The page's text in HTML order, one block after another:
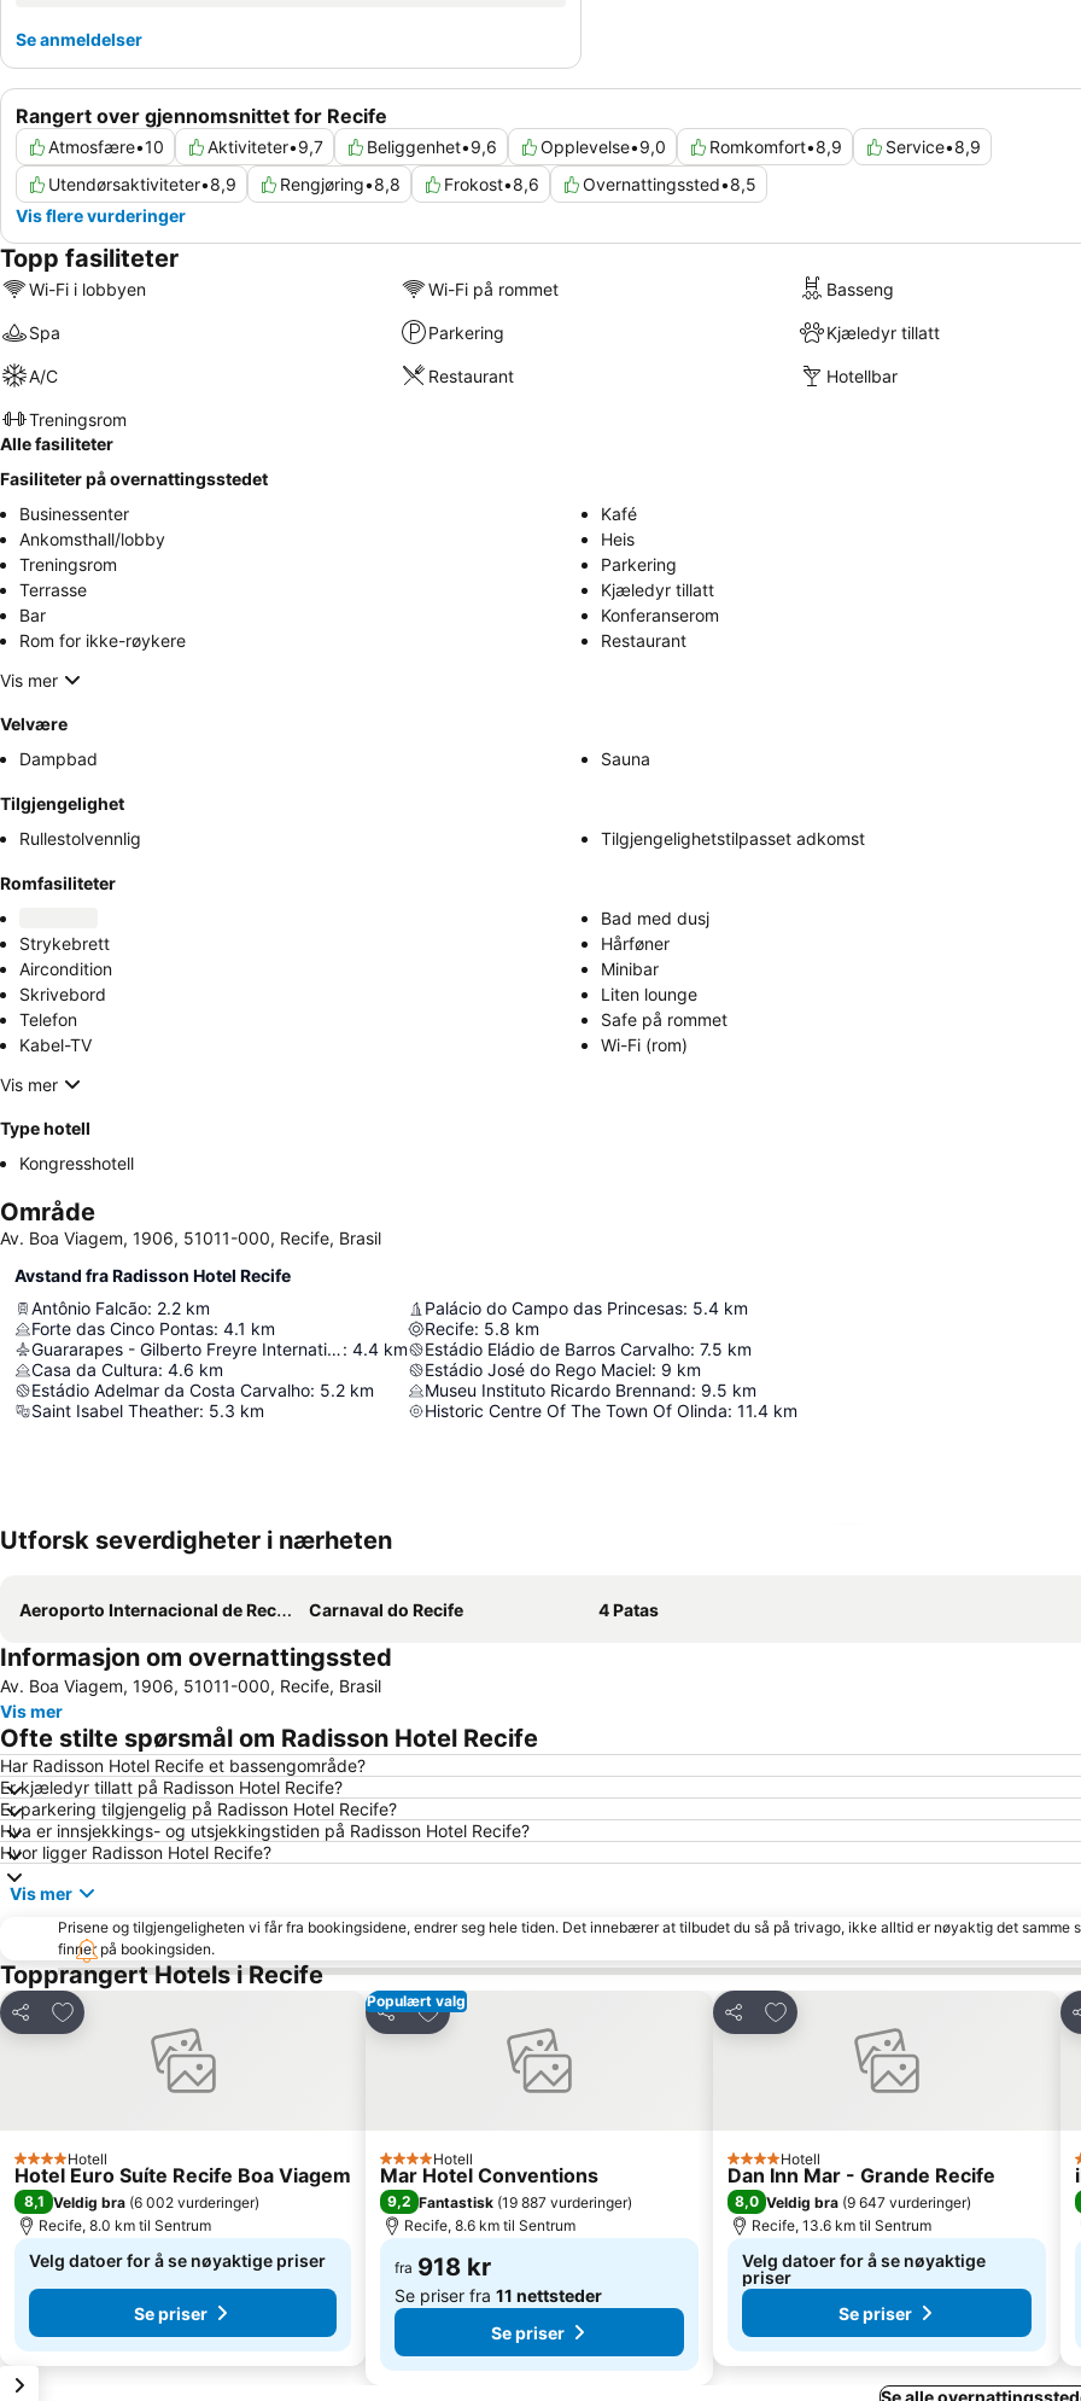
Rangert over gjennomsnittet for Recife
Atmosfære•10 Aktiviteter•9,7 Beliggenhet•9,6 Opplevelse•9,0 Romkomfort•8,9 Service•8,9
Utendørsaktiviteter•8,9 Rengjøring•8,8 Frokost•8,6 Overnattingssted•8,5
Vis flere vurderinger
Se anmeldelser
Topp fasiliteter
Wi-Fi i lobbyen Wi-Fi på rommet Basseng
Spa Parkering Kjæledyr tillatt
A/C Restaurant Hotellbar
Treningsrom
Alle fasiliteter
Fasiliteter på overnattingsstedet
Businessenter
Kafé
Ankomsthall/lobby
Heis
Treningsrom
Parkering
Terrasse
Kjæledyr tillatt
Bar
Konferanserom
Rom for ikke-røykere
Restaurant
Vis mer
Velvære
Dampbad
Sauna
Tilgjengelighet
Rullestolvennlig
Tilgjengelighetstilpasset adkomst
Romfasiliteter
Bad med dusj
Strykebrett
Hårføner
Aircondition
Minibar
Skrivebord
Liten lounge
Telefon
Safe på rommet
Kabel-TV
Wi-Fi (rom)
Vis mer
Type hotell
Kongresshotell
Område
Av. Boa Viagem, 1906, 51011-000, Recife, Brasil
Avstand fra Radisson Hotel Recife
Antônio Falcão: 2.2 km
Forte das Cinco Pontas: 4.1 km
Guararapes - Gilberto Freyre International Airport: 4.4 km
Casa da Cultura: 4.6 km
Estádio Adelmar da Costa Carvalho: 5.2 km
Saint Isabel Theather: 5.3 km
Palácio do Campo das Princesas: 5.4 km
Recife: 5.8 km
Estádio Eládio de Barros Carvalho: 7.5 km
Estádio José do Rego Maciel: 9 km
Museu Instituto Ricardo Brennand: 9.5 km
Historic Centre Of The Town Of Olinda: 11.4 km
Utforsk severdigheter i nærheten
Aeroporto Internacional de Recife - Guararapes-Gilberto Freyre Carnaval do Recife 4 Patas
Informasjon om overnattingssted
Av. Boa Viagem, 1906, 51011-000, Recife, Brasil
Vis mer
Ofte stilte spørsmål om Radisson Hotel Recife
Har Radisson Hotel Recife et bassengområde?
Er kjæledyr tillatt på Radisson Hotel Recife?
Er parkering tilgjengelig på Radisson Hotel Recife?
Hva er innsjekkings- og utsjekkingstiden på Radisson Hotel Recife?
Hvor ligger Radisson Hotel Recife?
Vis mer
Prisene og tilgjengeligheten vi får fra bookingsidene, endrer seg hele tiden. Det innebærer at tilbudet du så på trivago, ikke alltid er nøyaktig det samme
finner på bookingsiden.
Topprangert Hotels i Recife
Del
Legg til i favoritter
4 Stjerner
Hotell
Hotel Euro Suíte Recife Boa Viagem
8,1 Veldig bra (6 002 vurderinger)
Recife, 8.0 km til Sentrum
Velg datoer for å se nøyaktige priser
Se priser
Populært valg
Del
Legg til i favoritter
4 Stjerner
Hotell
Mar Hotel Conventions
9,2 Fantastisk (19 887 vurderinger)
Recife, 8.6 km til Sentrum
fra 918 kr
Se priser fra 11 nettsteder
Se priser
Del
Legg til i favoritter
4 Stjerner
Hotell
Dan Inn Mar - Grande Recife
8,0 Veldig bra (9 647 vurderinger)
Recife, 13.6 km til Sentrum
Velg datoer for å se nøyaktige
priser
Se priser
Se alle